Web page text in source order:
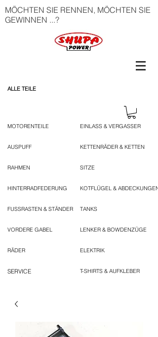
MÖCHTEN SIE RENNEN, MÖCHTEN SIE
GEWINNEN ...?
ALLE TEILE
MOTORENTEILE
AUSPUFF
RAHMEN
HINTERRADFEDERUNG
FUSSRASTEN & STÄNDER
VORDERE GABEL
RÄDER
SERVICE
EINLASS & VERGASSER
KETTENRÄDER & KETTEN
SITZE
KOTFLÜGEL & ABDECKUNGEN
TANKS
LENKER & BOWDENZÜGE
ELEKTRIK
T-SHIRTS & AUFKLEBER